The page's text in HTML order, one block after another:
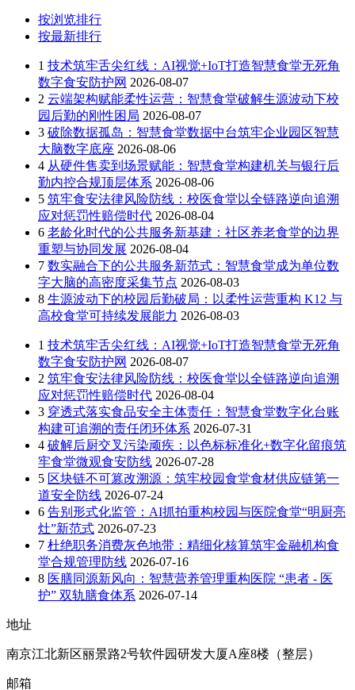
按浏览排行
按最新排行
1 技术筑牢舌尖红线：AI视觉+IoT打造智慧食堂无死角
数字食安防护网 2026-08-07
2 云端架构赋能柔性运营：智慧食堂破解生源波动下校
园后勤的刚性困局 2026-08-07
3 破除数据孤岛：智慧食堂数据中台筑牢企业园区智慧
大脑数字底座 2026-08-06
4 从硬件售卖到场景赋能：智慧食堂构建机关与银行后
勤内控合规顶层体系 2026-08-06
5 筑牢食安法律风险防线：校医食堂以全链路逆向追溯
应对惩罚性赔偿时代 2026-08-04
6 老龄化时代的公共服务新基建：社区养老食堂的边界
重塑与协同发展 2026-08-04
7 数实融合下的公共服务新范式：智慧食堂成为单位数
字大脑的高密度采集节点 2026-08-03
8 生源波动下的校园后勤破局：以柔性运营重构 K12 与
高校食堂可持续发展能力 2026-08-03
1 技术筑牢舌尖红线：AI视觉+IoT打造智慧食堂无死角
数字食安防护网 2026-08-07
2 筑牢食安法律风险防线：校医食堂以全链路逆向追溯
应对惩罚性赔偿时代 2026-08-04
3 穿透式落实食品安全主体责任：智慧食堂数字化台账
构建可追溯的责任闭环体系 2026-07-31
4 破解后厨交叉污染顽疾：以色标标准化+数字化留痕筑
牢食堂微观食安防线 2026-07-28
5 区块链不可篡改溯源：筑牢校园食堂食材供应链第一
道安全防线 2026-07-24
6 告别形式化监管：AI抓拍重构校园与医院食堂“明厨亮
灶”新范式 2026-07-23
7 杜绝职务消费灰色地带：精细化核算筑牢金融机构食
堂合规管理防线 2026-07-16
8 医膳同源新风向：智慧营养管理重构医院 “患者 - 医
护” 双轨膳食体系 2026-07-14
地址
南京江北新区丽景路2号软件园研发大厦A座8楼（整层）
邮箱